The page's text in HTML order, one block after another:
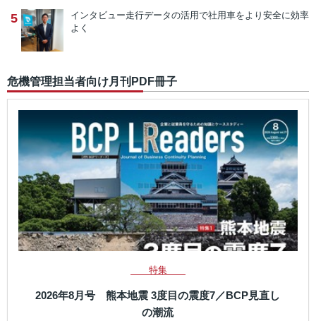
5 インタビュー走行データの活用で社用車をより安全に効率
よく
危機管理担当者向け月刊PDF冊子
特集
2026年8月号 熊本地震 3度目の震度7／BCP見直し
の潮流